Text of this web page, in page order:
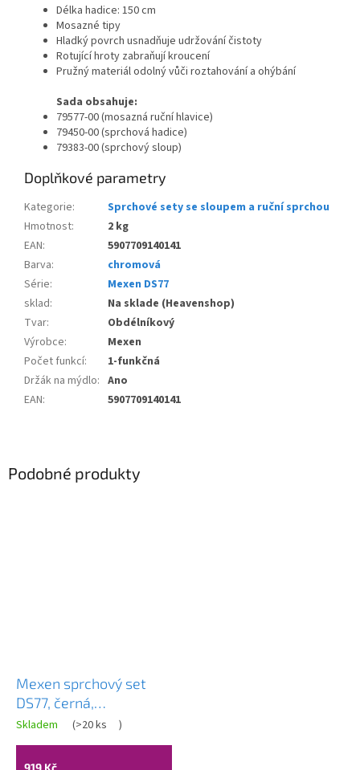
Délka hadice: 150 cm
Mosazné tipy
Hladký povrch usnadňuje udržování čistoty
Rotující hroty zabraňují kroucení
Pružný materiál odolný vůči roztahování a ohýbání
Sada obsahuje:
79577-00 (mosazná ruční hlavice)
79450-00 (sprchová hadice)
79383-00 (sprchový sloup)
Doplňkové parametry
Kategorie:
Sprchové sety se sloupem a ruční sprchou
Hmotnost:
2 kg
EAN:
5907709140141
Barva:
chromová
Série:
Mexen DS77
sklad:
Na sklade (Heavenshop)
Tvar:
Obdélníkový
Výrobce:
Mexen
Počet funkcí:
1-funkčná
Držák na mýdlo: Ano
EAN: 5907709140141
Podobné produkty
Mexen sprchový set
DS77, černá,
785774583-70
Skladem (>20 ks )